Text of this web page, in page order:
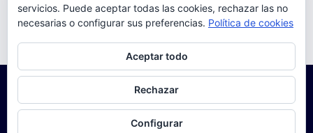
torrent al dia Ago 7, 2026
servicios. Puede aceptar todas las cookies, rechazar las no
necesarias o configurar sus preferencias. Política de cookies
Aceptar todo
Rechazar
Configurar
Para obtener más información, incluido cómo gestionar las cookies,